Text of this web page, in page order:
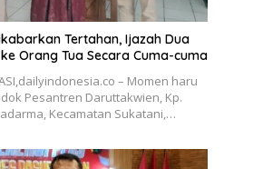
Tertahan, Ijazah Dua
Orang Tua Secara Cuma-cuma
– Momen haru
Pesantren Daruttakwien, Kp.
Kecamatan Sukatani,…